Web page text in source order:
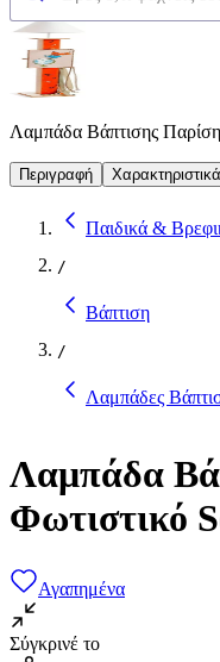
Λαμπάδα Βάπτισης
Περιγραφή Χαρακτηριστικά
Παιδικά &
/
Βάπτιση
/
Λαμπάδες
Λαμπάδα
Φωτιστικό
Αγαπημένα
Σύγκρινέ το